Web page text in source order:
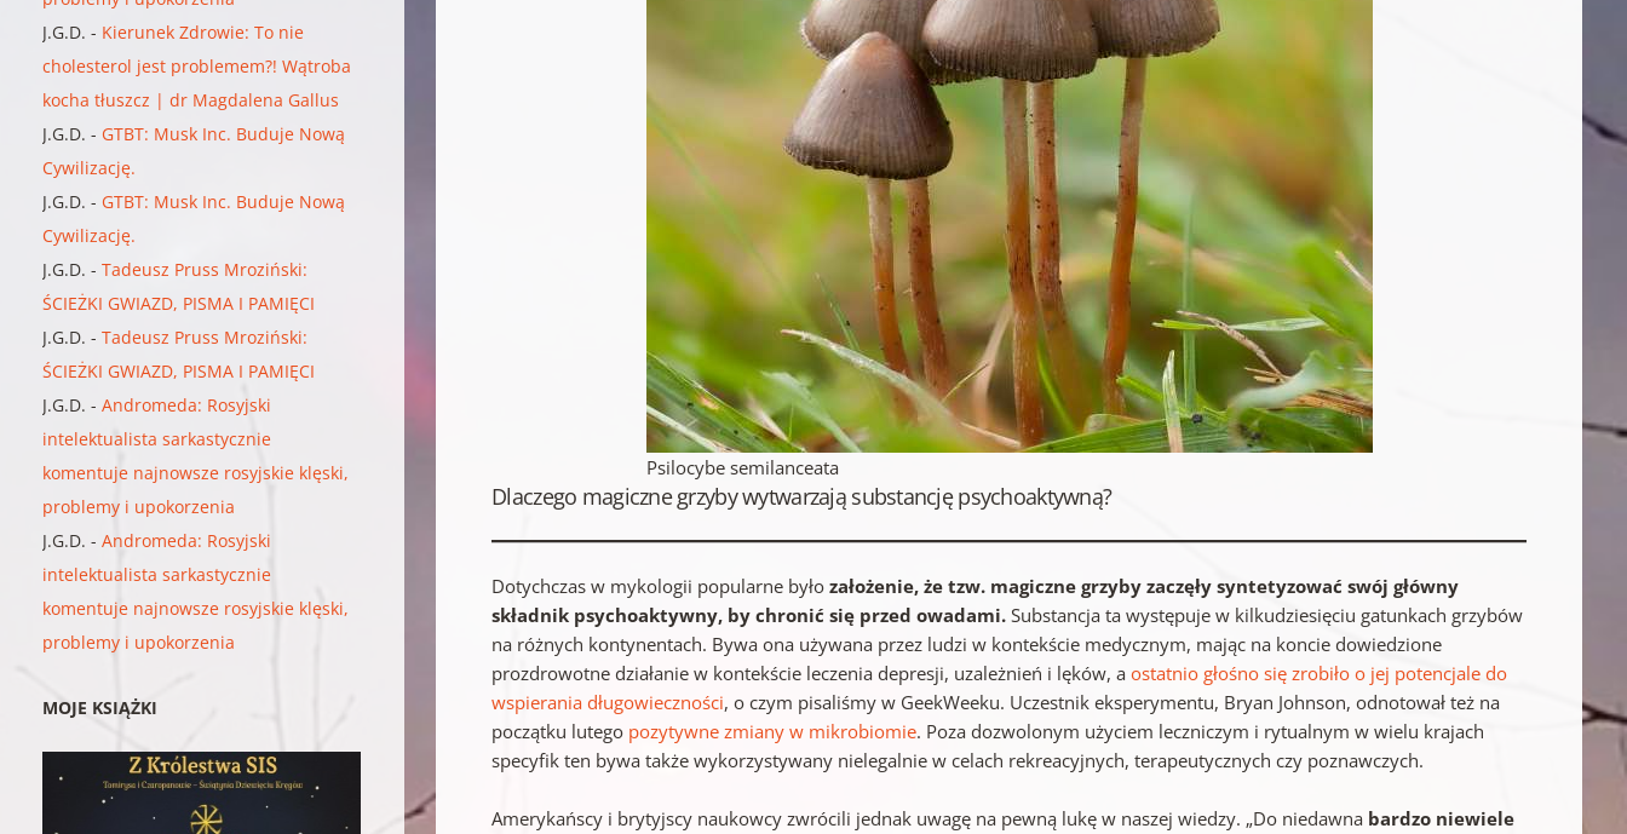
Psilocybe semilanceata
Dlaczego magiczne grzyby wytwarzają substancję psychoaktywną?
Dotychczas w mykologii popularne byłozałożenie, że tzw. magiczne grzyby zaczęły syntetyzować swój główny
składnik psychoaktywny, by chronić się przed owadami. Substancja ta występuje w kilkudziesięciu gatunkach grzybów
na różnych kontynentach. Bywa ona używana przez ludzi w kontekście medycznym, mając na koncie dowiedzione
prozdrowotne działanie w kontekście leczenia depresji, uzależnień i lęków, aostatnio głośno się zrobiło o jej potencjale do
wspierania długowieczności, o czym pisaliśmy w GeekWeeku. Uczestnik eksperymentu, Bryan Johnson, odnotował też na
początku lutego pozytywne zmiany w mikrobiomie. Poza dozwolonym użyciem leczniczym i rytualnym w wielu krajach
specyfik ten bywa także wykorzystywany nielegalnie w celach rekreacyjnych, terapeutycznych czy poznawczych.
Amerykańscy i brytyjscy naukowcy zwrócili jednak uwagę na pewną lukę w naszej wiedzy. „Do niedawna bardzo niewiele
J.G.D. - Kierunek Zdrowie: To nie
cholesterol jest problemem?! Wątroba
kocha tłuszcz | dr Magdalena Gallus
J.G.D. - GTBT: Musk Inc. Buduje Nową
Cywilizację.
J.G.D. - GTBT: Musk Inc. Buduje Nową
Cywilizację.
J.G.D. -Tadeusz Pruss Mroziński:
ŚCIEŻKI GWIAZD, PISMA I PAMIĘCI
J.G.D. -Tadeusz Pruss Mroziński:
ŚCIEŻKI GWIAZD, PISMA I PAMIĘCI
J.G.D. -Andromeda: Rosyjski
intelektualista sarkastycznie
komentuje najnowsze rosyjskie klęski,
problemy i upokorzenia
J.G.D. -Andromeda: Rosyjski
intelektualista sarkastycznie
komentuje najnowsze rosyjskie klęski,
problemy i upokorzenia
MOJE KSIĄŻKI